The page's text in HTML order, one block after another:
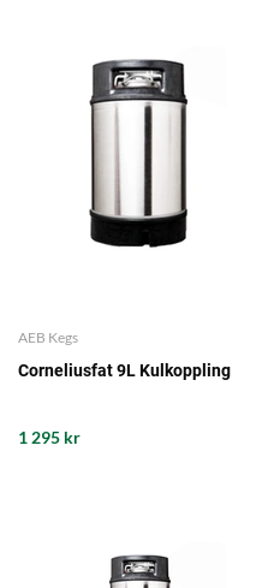
AEB Kegs
Corneliusfat 9L Kulkoppling
1 295 kr